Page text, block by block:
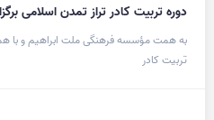
دوره تربیت کادر تراز تمدن اسلامی
به همت مؤسسه فرهنگی ملت ابراهیم و با
تربیت کادر